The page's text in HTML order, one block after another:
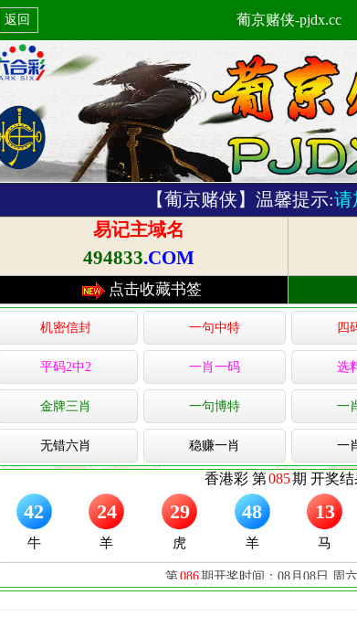
返回 葡京赌侠-pjdx.cc
【葡京赌侠】温馨提示:请
易记主域名
494833.COM
点击收藏书签
机密信封 一句中特 四
平码2中2 一肖一码 选
金牌三肖 一句博特 一
无错六肖 稳赚一肖 一